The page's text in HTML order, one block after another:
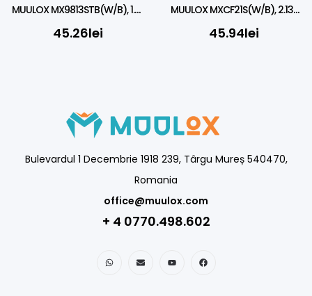
MUULOX MX9813STB(W/B), 1.3″,
NFC, LED, 4 culori
45.26lei
MUULOX MXCF21S(W/B), 2.13″,
NFC, LED, 4 culori
45.94lei
Bulevardul 1 Decembrie 1918 239, Târgu Mureș 540470,
Romania
office@muulox.com
+ 4 0770.498.602